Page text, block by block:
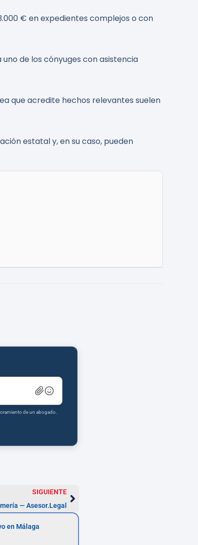
€ en expedientes complejos o con
de los cónyuges con asistencia
que acredite hechos relevantes suelen
estatal y, en su caso, pueden
de un abogado.
SIGUIENTE
— Asesor.Legal
en Málaga